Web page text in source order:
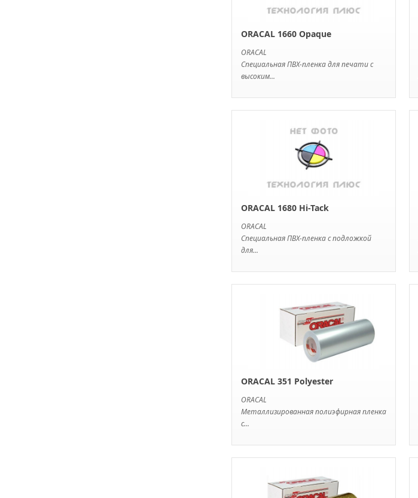
ORACAL 1660 Opaque
ORACAL
Специальная ПВХ-пленка для печати с
высоким...
ORACAL 1680 Hi-Tack
ORACAL
Специальная ПВХ-пленка с подложкой
для...
ORACAL 351 Polyester
ORACAL
Металлизированная полиэфирная пленка
с...